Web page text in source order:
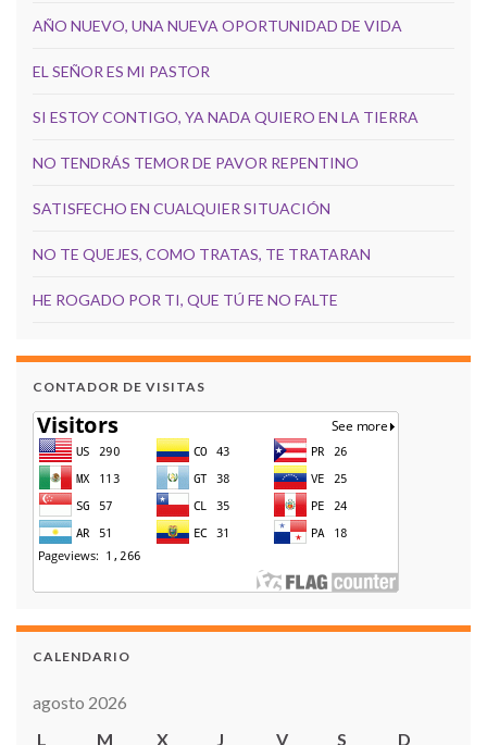
AÑO NUEVO, UNA NUEVA OPORTUNIDAD DE VIDA
EL SEÑOR ES MI PASTOR
SI ESTOY CONTIGO, YA NADA QUIERO EN LA TIERRA
NO TENDRÁS TEMOR DE PAVOR REPENTINO
SATISFECHO EN CUALQUIER SITUACIÓN
NO TE QUEJES, COMO TRATAS, TE TRATARAN
HE ROGADO POR TI, QUE TÚ FE NO FALTE
CONTADOR DE VISITAS
CALENDARIO
agosto 2026
L
M X J V S D